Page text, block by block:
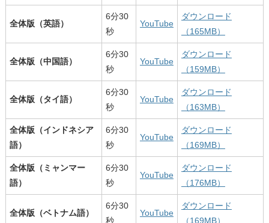
全体版（英語）
6分30
秒
YouTube
ダウンロード
（165MB）
全体版（中国語）
6分30
秒
YouTube
ダウンロード
（159MB）
全体版（タイ語）
6分30
秒
YouTube
ダウンロード
（163MB）
全体版（インドネシア
語）
6分30
秒
YouTube
ダウンロード
（169MB）
全体版（ミャンマー
語）
6分30
秒
YouTube
ダウンロード
（176MB）
全体版（ベトナム語）
6分30
秒
YouTube
ダウンロード
（169MB）